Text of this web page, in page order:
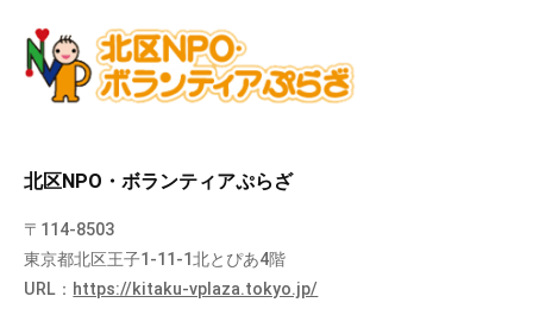
北区NPO・ボランティアぷらざ
〒114-8503
東京都北区王子1-11-1北とぴあ4階
URL： https://kitaku-vplaza.tokyo.jp/